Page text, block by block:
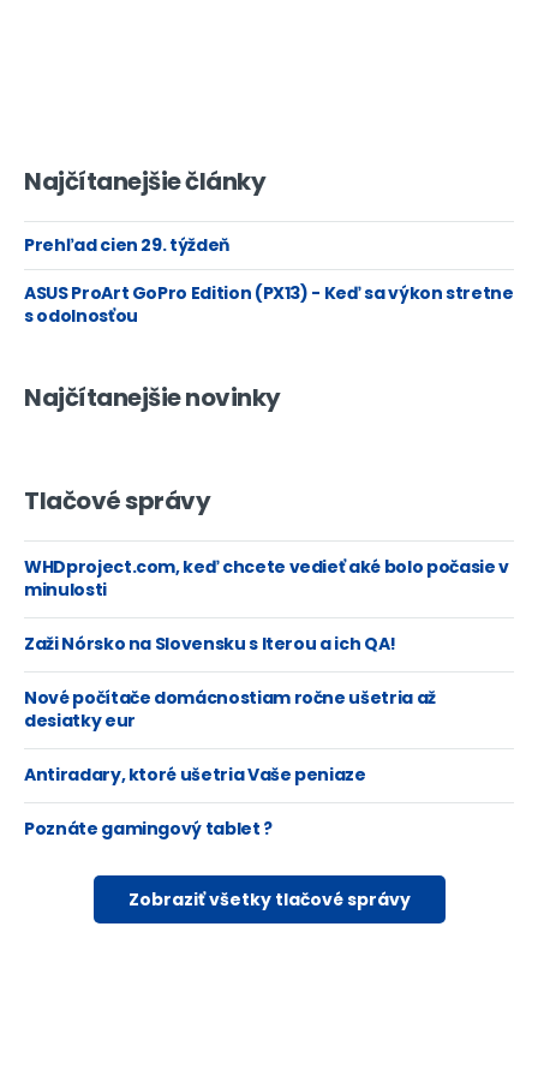
Najčítanejšie články
Prehľad cien 29. týždeň
ASUS ProArt GoPro Edition (PX13) - Keď sa výkon stretne
s odolnosťou
Najčítanejšie novinky
Tlačové správy
WHDproject.com, keď chcete vedieť aké bolo počasie v
minulosti
Zaži Nórsko na Slovensku s Iterou a ich QA!
Nové počítače domácnostiam ročne ušetria až
desiatky eur
Antiradary, ktoré ušetria Vaše peniaze
Poznáte gamingový tablet ?
Zobraziť všetky tlačové správy